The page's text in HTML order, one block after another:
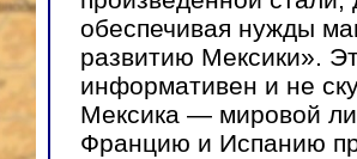
обеспечивая нужды
развитию Мексики».
информативен и не
Мексика — мировой
Францию и Испанию